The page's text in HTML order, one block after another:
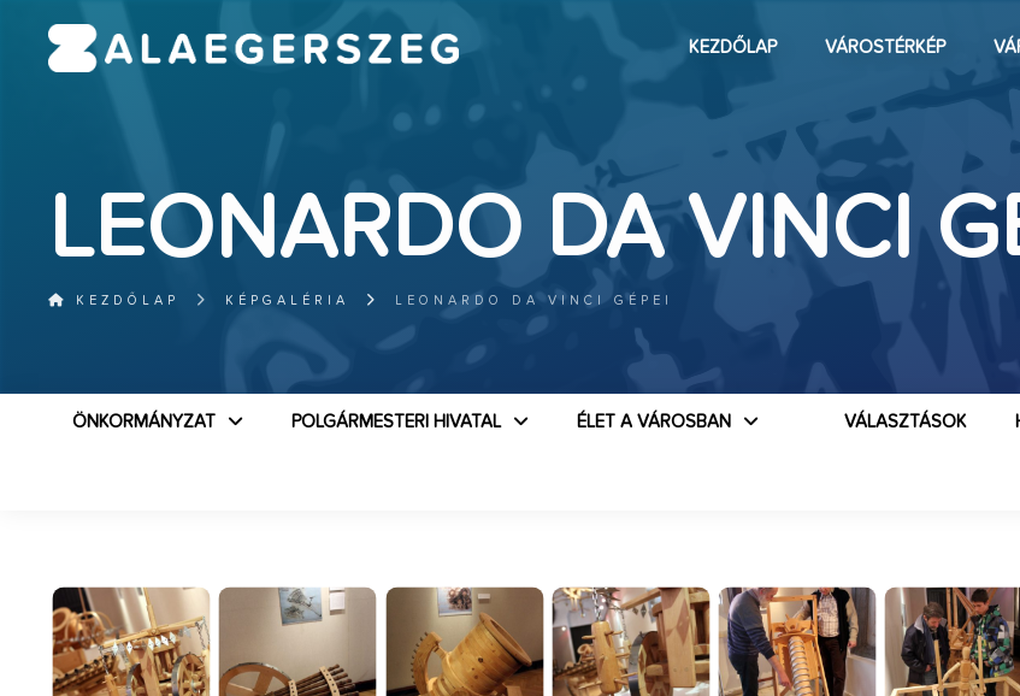
KEZDŐLAP VÁROSTÉRKÉP
LEONARDO DA VINCI
KEZDŐLAP KÉPGALÉRIA LEONARDO DA VINCI GÉPEI
ÖNKORMÁNYZAT POLGÁRMESTERI HIVATAL ÉLET A VÁROSBAN VÁLASZTÁSOK